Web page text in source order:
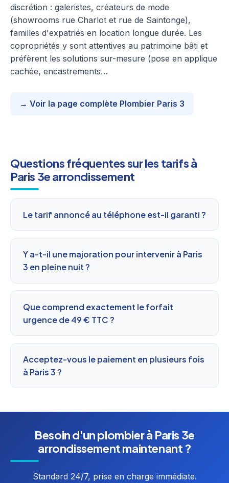
discrétion : galeristes, créateurs de mode
(showrooms rue Charlot et rue de Saintonge),
familles d'expatriés en location longue durée. Les
copropriétés y sont attentives au patrimoine bâti et
préfèrent les solutions sur-mesure (pose en applique
cachée, encastrements…
→ Voir la page complète Plombier Paris 3
Questions fréquentes sur les tarifs à
Paris 3e arrondissement
Le tarif annoncé au téléphone est-il garanti ?
Y a-t-il une majoration pour intervenir à Paris
3 en pleine nuit ?
Que comprend exactement le forfait
urgence de 49 € TTC ?
Acceptez-vous le paiement en plusieurs fois
à Paris 3 ?
Besoin d'un plombier à Paris 3e
arrondissement maintenant ?
Standard 24/7, prise en charge immédiate.